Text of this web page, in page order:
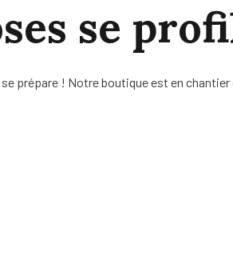
se
se prépare ! Notre boutique est en